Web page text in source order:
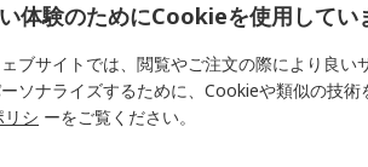
力 0.07バール
120°C
体験のためにCookieを使用してい
ブサイトでは、閲覧やご注文の際により良い
ソナライズするために、Cookieや類似の技術
シ ーをご覧ください。